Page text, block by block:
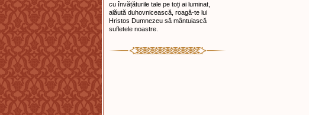
cu învățăturile tale pe toți ai luminat,
alăută duhovnicească, roagă-te lui
Hristos Dumnezeu să mântuiască
sufletele noastre.